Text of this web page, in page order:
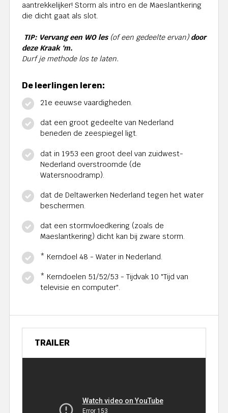
aantrekkelijker! Storm als intro en de Maeslantkering
die dicht gaat als slot.
TIP: Vervang een WO les (of een gedeelte ervan)door
deze Kraak ‘m.
Durf je methode los te laten.
De leerlingen leren:
21e eeuwse vaardigheden.
dat een groot gedeelte van Nederland
beneden de zeespiegel ligt.
dat in 1953 een groot deel van zuidwest-
Nederland overstroomde (de
Watersnoodramp).
dat de Deltawerken Nederland tegen het water
beschermen.
dat een stormvloedkering (zoals de
Maeslantkering) dicht kan bij zware storm.
* Kerndoel 48 - Water in Nederland.
* Kerndoelen 51/52/53 - Tijdvak 10 "Tijd van
televisie en computer".
TRAILER